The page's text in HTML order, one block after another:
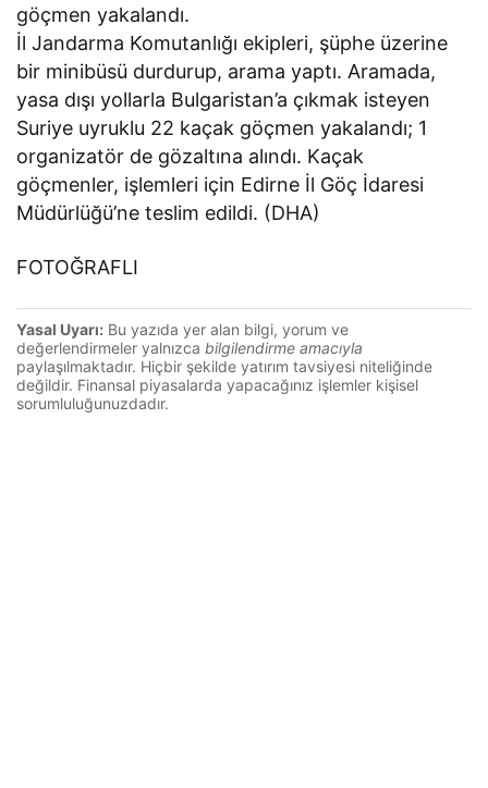
göçmen yakalandı.
İl Jandarma Komutanlığı ekipleri, şüphe üzerine
bir minibüsü durdurup, arama yaptı. Aramada,
yasa dışı yollarla Bulgaristan’a çıkmak isteyen
Suriye uyruklu 22 kaçak göçmen yakalandı; 1
organizatör de gözaltına alındı. Kaçak
göçmenler, işlemleri için Edirne İl Göç İdaresi
Müdürlüğü’ne teslim edildi. (DHA)
FOTOĞRAFLI
Yasal Uyarı: Bu yazıda yer alan bilgi, yorum ve
değerlendirmeler yalnızca bilgilendirme amacıyla
paylaşılmaktadır. Hiçbir şekilde yatırım tavsiyesi niteliğinde
değildir. Finansal piyasalarda yapacağınız işlemler kişisel
sorumluluğunuzdadır.